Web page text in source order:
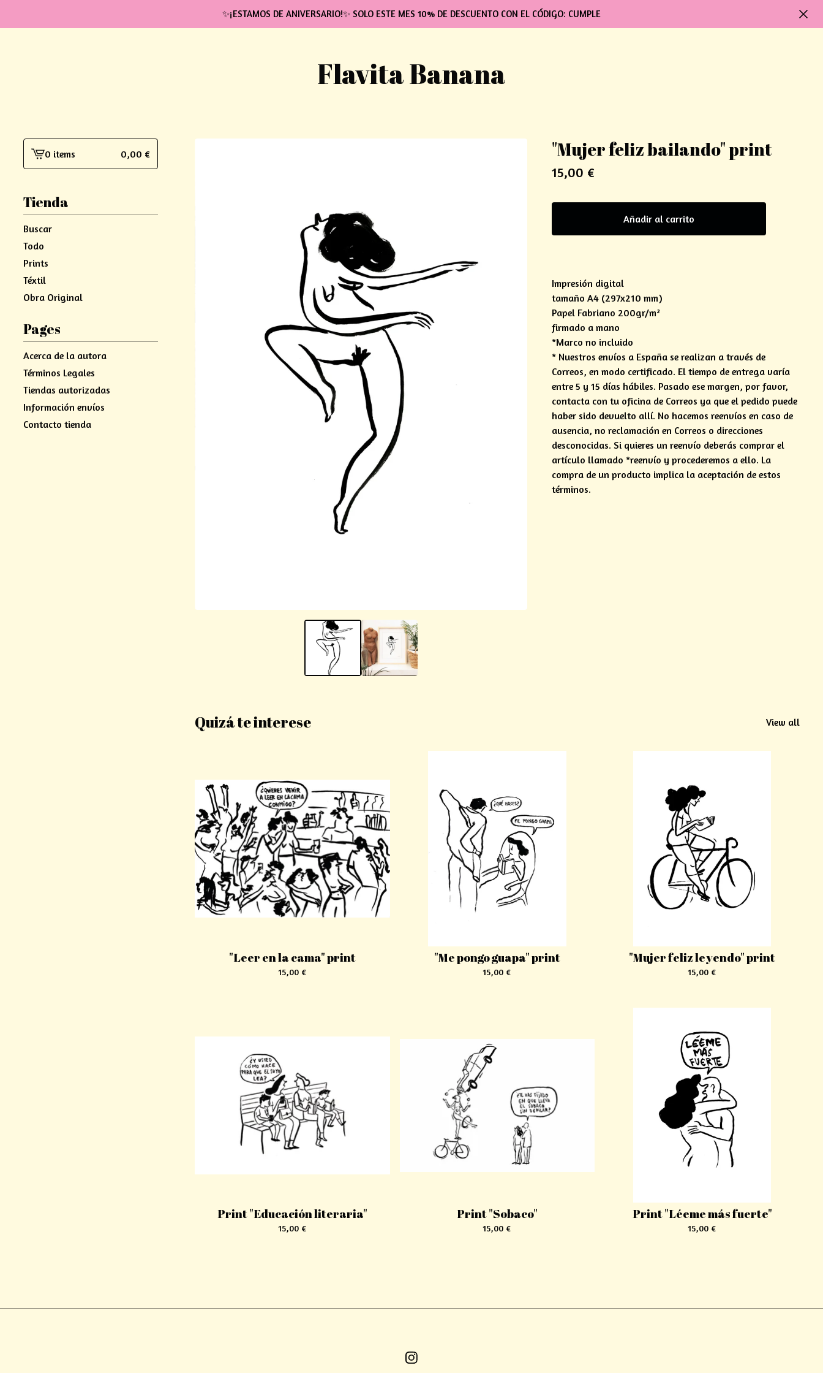
✨¡ESTAMOS DE ANIVERSARIO!✨ SOLO ESTE MES 10% DE DESCUENTO CON EL CÓDIGO: CUMPLE
Flavita Banana
View
0 items 0,00 €
Tienda
Buscar
Todo
Prints
Téxtil
Obra Original
Pages
Acerca de la autora
Términos Legales
Tiendas autorizadas
Información envíos
Contacto tienda
"Mujer feliz bailando" print
15,00 €
Añadir al carrito
Impresión digital
tamaño A4 (297x210 mm)
Papel Fabriano 200gr/m²
firmado a mano
*Marco no incluido
* Nuestros envíos a España se realizan a través de
Correos, en modo certificado. El tiempo de entrega varía
entre 5 y 15 días hábiles. Pasado ese margen, por favor,
contacta con tu oficina de Correos ya que el pedido puede
haber sido devuelto allí. No hacemos reenvíos en caso de
ausencia, no reclamación en Correos o direcciones
desconocidas. Si quieres un reenvío deberás comprar el
artículo llamado *reenvío y procederemos a ello. La
compra de un producto implica la aceptación de estos
términos.
Quizá te interese View all
"Leer en la cama" print
15,00 €
"Me pongo guapa" print
15,00 €
"Mujer feliz leyendo" print
15,00 €
Print "Educación literaria"
15,00 €
Print "Sobaco"
15,00 €
Print "Léeme más fuerte"
15,00 €